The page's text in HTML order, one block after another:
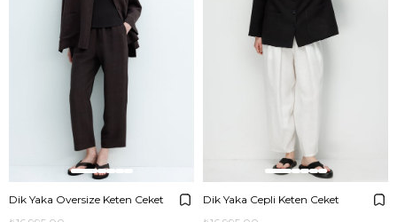
Dik Yaka Oversize Keten Ceket Dik Yaka Cepli Keten Ceket